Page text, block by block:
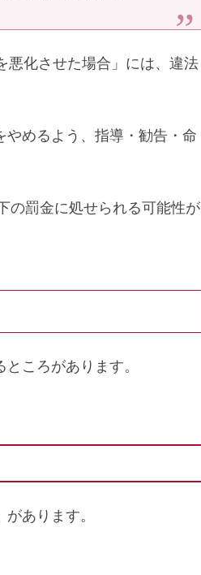
悪化させた場合」には、違法
めるよう、指導・勧告・命
の罰金に処せられる可能性が
ころがあります。
あります。